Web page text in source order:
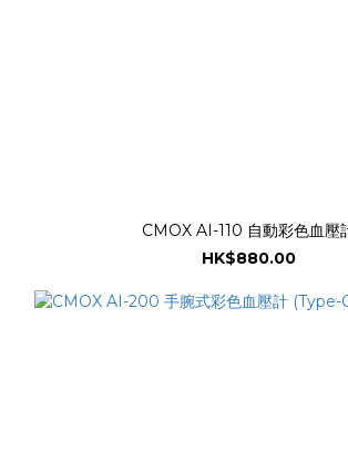
CMOX AI-110 自動彩色血壓
HK$880.00